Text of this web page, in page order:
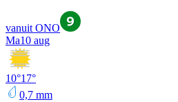
vanuit ONO
Ma10 aug
10°17°
0,7 mm